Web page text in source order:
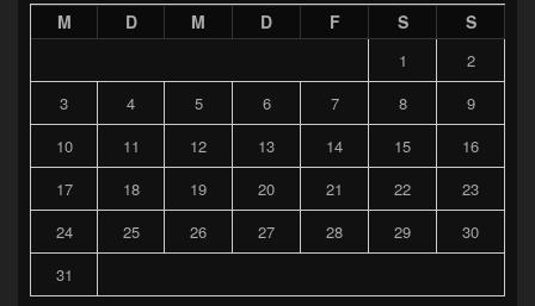
M D M D F S S
1
2
3
4 5 6 7 8
9
10
11 12 13 14 15
16
17
18 19 20 21 22
23
24
25 26 27 28 29
30
31